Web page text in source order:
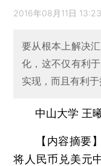
2016年08月11日 13:23
要从根本上解决
化，这不仅有利
实现，而且有利
中山大学 王
【内容摘要】
将人民币兑美元